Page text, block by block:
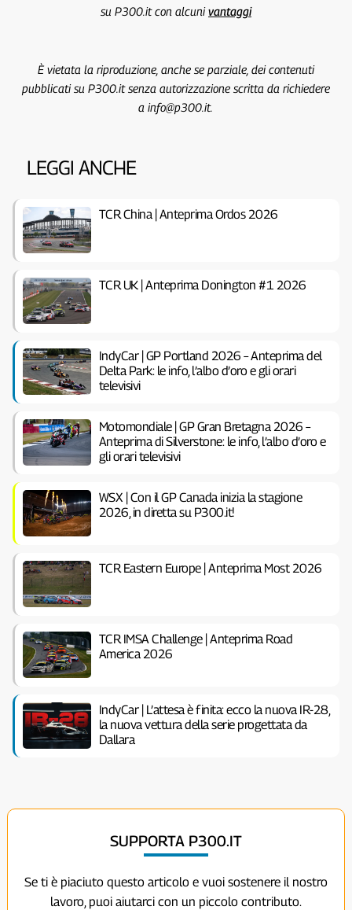
su P300.it con alcunivantaggi
È vietata la riproduzione, anche se parziale, dei contenuti
pubblicati su P300.it senza autorizzazione scritta da richiedere
a info@p300.it.
LEGGI ANCHE
TCR China | Anteprima Ordos 2026
TCR UK | Anteprima Donington #1 2026
IndyCar | GP Portland 2026 – Anteprima del
Delta Park: le info, l’albo d’oro e gli orari
televisivi
Motomondiale | GP Gran Bretagna 2026 –
Anteprima di Silverstone: le info, l’albo d’oro e
gli orari televisivi
WSX | Con il GP Canada inizia la stagione
2026, in diretta su P300.it!
TCR Eastern Europe | Anteprima Most 2026
TCR IMSA Challenge | Anteprima Road
America 2026
IndyCar | L’attesa è finita: ecco la nuova IR-28,
la nuova vettura della serie progettata da
Dallara
SUPPORTA P300.IT
Se ti è piaciuto questo articolo e vuoi sostenere il nostro
lavoro, puoi aiutarci con un piccolo contributo.